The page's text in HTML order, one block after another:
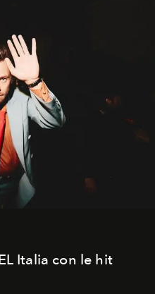
Italia con le hit